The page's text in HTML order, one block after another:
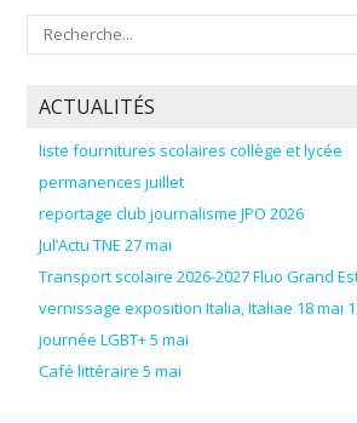
ACTUALITÉS
liste fournitures scolaires collège et lycée
permanences juillet
reportage club journalisme JPO 2026
Jul’Actu TNE 27 mai
Transport scolaire 2026-2027 Fluo Grand
vernissage exposition Italia, Italiae 18 mai
journée LGBT+ 5 mai
Café littéraire 5 mai